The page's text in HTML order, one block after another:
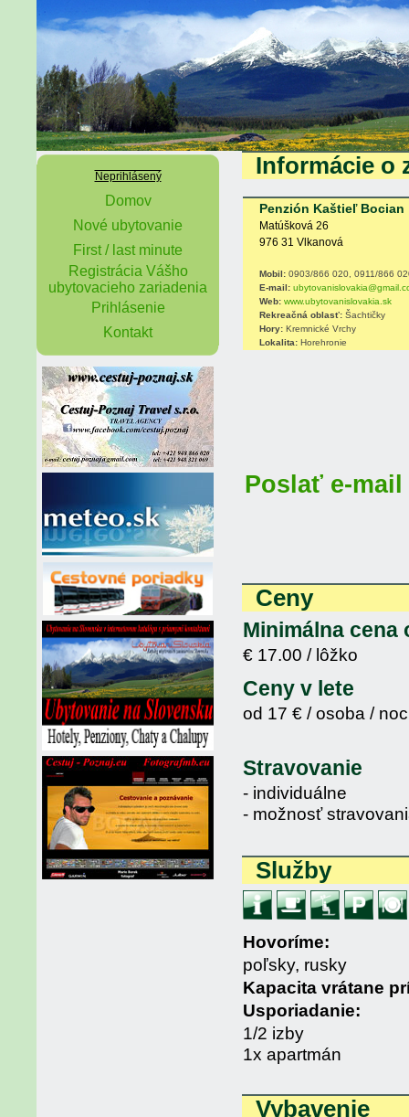
Neprihlásený
Domov
Nové ubytovanie
First / last minute
Registrácia Vášho
ubytovacieho zariadenia
Prihlásenie
Kontakt
Informácie o
Penzión Kaštieľ Bocian
Matúšková 26
976 31 Vlkanová
Mobil: 0903/866 020, 0911/866
E-mail:
Web: www.ubytovanislovakia.sk
Rekreačná oblasť: Šachtičky
Hory: Kremnické Vrchy
Lokalita: Horehronie
Poslať e-mail
Ceny
Minimálna cena
€ 17.00 / lôžko
Ceny v lete
od 17 € / osoba / noc
Stravovanie
- individuálne
- možnosť
Služby
Hovoríme:
poľsky, rusky
Kapacita vrátane
Usporiadanie:
1/2 izby
1x apartmán
Vybavenie